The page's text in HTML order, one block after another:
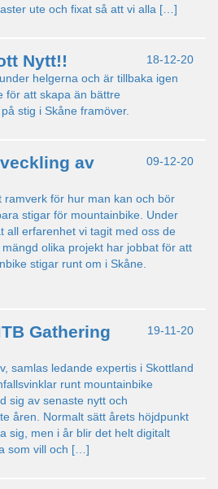
ute och fixat så att vi alla […]
18-12-20
Nytt!!
helgerna och är tillbaka igen
för att skapa än bättre
stig i Skåne framöver.
09-12-20
av
ramverk för hur man kan och bör
stigar för mountainbike. Under
all erfarenhet vi tagit med oss de
olika projekt har jobbat för att
stigar runt om i Skåne.
19-11-20
Gathering
samlas ledande expertis i Skottland
runt mountainbike
sig av senaste nytt och
åren. Normalt sätt årets höjdpunkt
sig, men i år blir det helt digitalt
som vill och […]